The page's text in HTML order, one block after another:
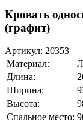
Кровать
(графит)
Артикул: 20353
Материал:
Длина:
Ширина:
Высота:
Спальное место: